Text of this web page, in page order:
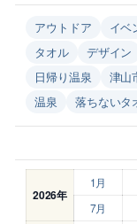
アウトドア イベ
タオル
デザイン
日帰り温泉
津山
温泉
落ちないタ
2026年
1月
7月